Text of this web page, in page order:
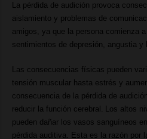
La pérdida de audición provoca
aislamiento y problemas de
amigos, ya que la persona comienza
sentimientos de depresión, angustia y
Las consecuencias físicas pueden
tensión muscular hasta estrés y
consecuencia de la pérdida de
reducir la función cerebral. Los altos
pueden dañar los vasos sanguíneos
pérdida auditiva. Esta es la razón por